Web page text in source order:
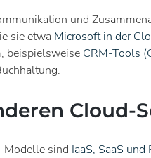
und
sie etwa Microsoft in der
beispielsweise CRM-Tools
Cloud-
Modelle sind IaaS, SaaS und